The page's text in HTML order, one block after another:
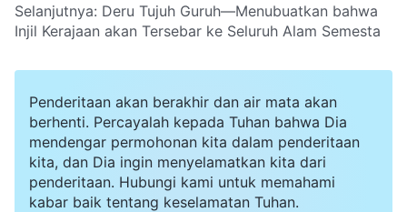
Selanjutnya: Deru Tujuh Guruh—Menubuatkan bahwa
Injil Kerajaan akan Tersebar ke Seluruh Alam Semesta
Penderitaan akan berakhir dan air mata akan
berhenti. Percayalah kepada Tuhan bahwa Dia
mendengar permohonan kita dalam penderitaan
kita, dan Dia ingin menyelamatkan kita dari
penderitaan. Hubungi kami untuk memahami
kabar baik tentang keselamatan Tuhan.